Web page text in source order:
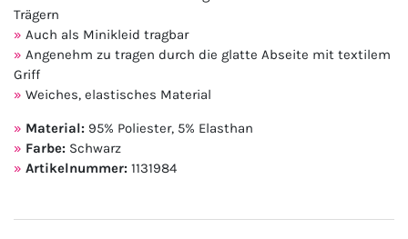
Trägern
Auch als Minikleid tragbar
Angenehm zu tragen durch die glatte Abseite mit textilem
Griff
Weiches, elastisches Material
Material: 95% Poliester, 5% Elasthan
Farbe: Schwarz
Artikelnummer: 1131984